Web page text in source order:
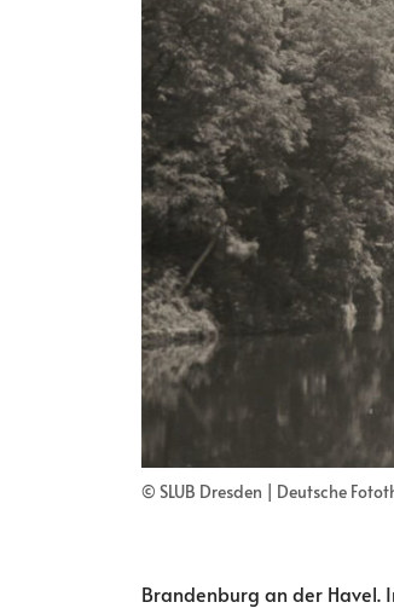
© SLUB Dresden | Deutsche
Brandenburg an der Havel.